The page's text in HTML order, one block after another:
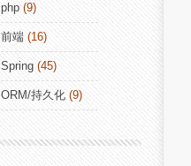
php (9)
前端 (16)
Spring (45)
ORM/持久化 (9)